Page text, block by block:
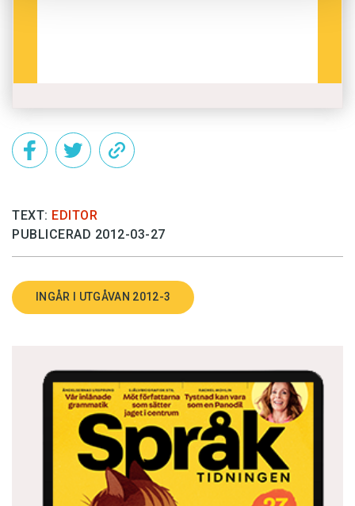
TEXT: EDITOR
PUBLICERAD 2012-03-27
INGÅR I UTGÅVAN 2012-3